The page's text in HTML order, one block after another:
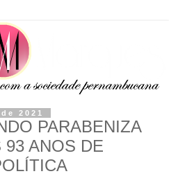
2021
PARABENIZA
93 ANOS DE